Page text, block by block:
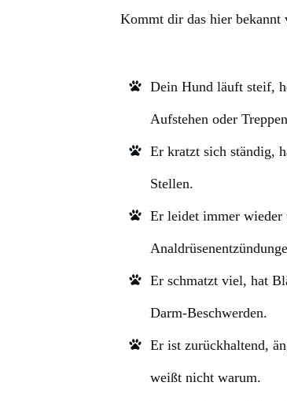
Kommt dir das hier bekannt
Dein Hund läuft steif,
Aufstehen oder
Er kratzt sich ständig,
Stellen.
Er leidet immer wieder
Er schmatzt viel, hat
Darm-Beschwerden.
Er ist zurückhaltend,
weißt nicht warum.